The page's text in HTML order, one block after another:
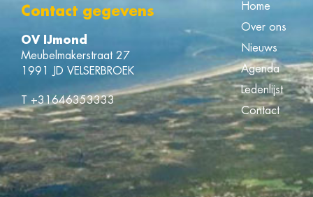
Contact gegevens
OV IJmond
Meubelmakerstraat 27
1991 JD VELSERBROEK
T +31646353333
Home
Over ons
Nieuws
Agenda
Ledenlijst
Contact